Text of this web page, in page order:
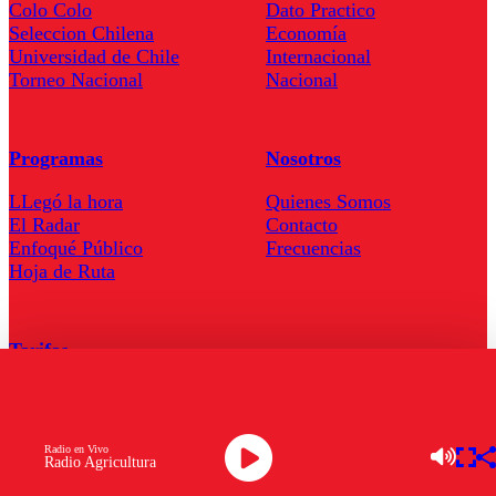
Radio Agricultura
Radio en Vivo
Colo Colo
Seleccion Chilena
Universidad de Chile
Torneo Nacional
Dato Practico
Economía
Internacional
Nacional
Programas
LLegó la hora
El Radar
Enfoqué Público
Hoja de Ruta
Nosotros
Quienes Somos
Contacto
Frecuencias
Tarifas